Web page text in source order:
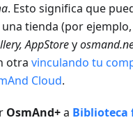
. Esto significa que
tienda (por ejemplo,
AppStorey
otra vinculando tu
Cloud.
OsmAnd+a Biblioteca